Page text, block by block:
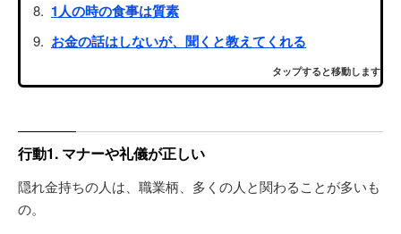
1人の時の食事は質素
お金の話はしないが、聞くと教えてくれる
タップすると移動します
行動1. マナーや礼儀が正しい
隠れ金持ちの人は、職業柄、多くの人と関わることが多いも
の。